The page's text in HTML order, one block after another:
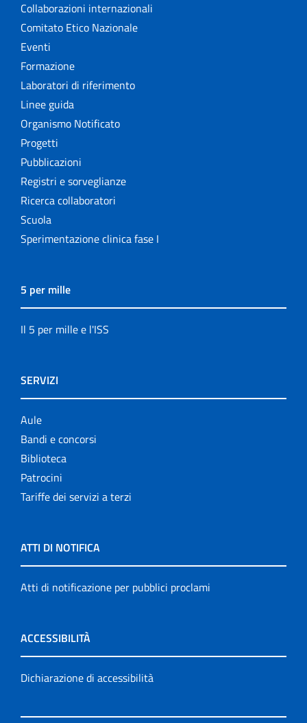
Collaborazioni internazionali
Comitato Etico Nazionale
Eventi
Formazione
Laboratori di riferimento
Linee guida
Organismo Notificato
Progetti
Pubblicazioni
Registri e sorveglianze
Ricerca collaboratori
Scuola
Sperimentazione clinica fase I
5 per mille
Il 5 per mille e l'ISS
SERVIZI
Aule
Bandi e concorsi
Biblioteca
Patrocini
Tariffe dei servizi a terzi
ATTI DI NOTIFICA
Atti di notificazione per pubblici proclami
ACCESSIBILITÀ
Dichiarazione di accessibilità